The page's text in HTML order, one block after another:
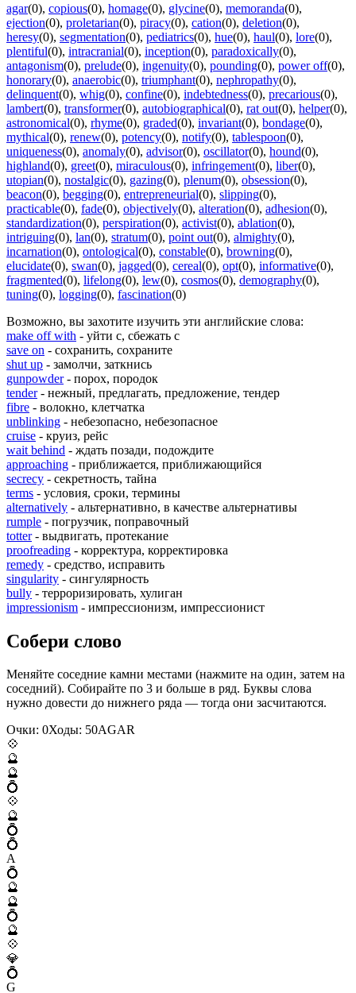
agar(0), copious(0), homage(0), glycine(0), memoranda(0),
ejection(0), proletarian(0), piracy(0), cation(0), deletion(0),
heresy(0), segmentation(0), pediatrics(0), hue(0), haul(0), lore(0),
plentiful(0), intracranial(0), inception(0), paradoxically(0),
antagonism(0), prelude(0), ingenuity(0), pounding(0), power off(0),
honorary(0), anaerobic(0), triumphant(0), nephropathy(0),
delinquent(0), whig(0), confine(0), indebtedness(0), precarious(0),
lambert(0), transformer(0), autobiographical(0), rat out(0), helper(0),
astronomical(0), rhyme(0), graded(0), invariant(0), bondage(0),
mythical(0), renew(0), potency(0), notify(0), tablespoon(0),
uniqueness(0), anomaly(0), advisor(0), oscillator(0), hound(0),
highland(0), greet(0), miraculous(0), infringement(0), liber(0),
utopian(0), nostalgic(0), gazing(0), plenum(0), obsession(0),
beacon(0), begging(0), entrepreneurial(0), slipping(0),
practicable(0), fade(0), objectively(0), alteration(0), adhesion(0),
standardization(0), perspiration(0), activist(0), ablation(0),
intriguing(0), lan(0), stratum(0), point out(0), almighty(0),
incarnation(0), ontological(0), constable(0), browning(0),
elucidate(0), swan(0), jagged(0), cereal(0), opt(0), informative(0),
fragmented(0), lifelong(0), lew(0), cosmos(0), demography(0),
tuning(0), logging(0), fascination(0)
Возможно, вы захотите изучить эти английские слова:
make off with - уйти с, сбежать с
save on - сохранить, сохраните
shut up - замолчи, заткнись
gunpowder- порох, породок
tender- нежный, предлагать, предложение, тендер
fibre - волокно, клетчатка
unblinking - небезопасно, небезопасное
cruise - круиз, рейс
wait behind - ждать позади, подождите
approaching - приближается, приближающийся
secrecy - секретность, тайна
terms - условия, сроки, термины
alternatively - альтернативно, в качестве альтернативы
rumple - погрузчик, поправочный
totter- выдвигать, протекание
proofreading - корректура, корректировка
remedy - средство, исправить
singularity - сингулярность
bully - терроризировать, хулиган
impressionism - импрессионизм, импрессионист
Собери слово
Меняйте соседние камни местами (нажмите на один, затем на
соседний). Собирайте по 3 и больше в ряд. Буквы слова
нужно довести до нижнего ряда — тогда они засчитаются.
Очки: 0Ходы: 50AGAR
💠
🔮
🔮
💍
💠
🔮
💍
💍
A
💍
🔮
🔮
💍
🔮
💠
💎
💍
G